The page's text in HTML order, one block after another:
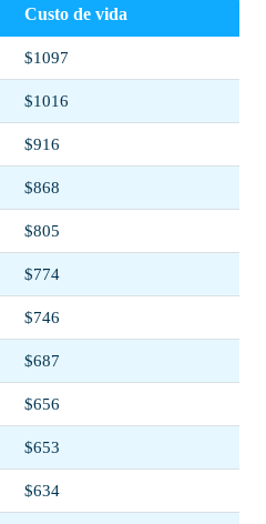
Custo de vida
$1097
$1016
$916
$868
$805
$774
$746
$687
$656
$653
$634